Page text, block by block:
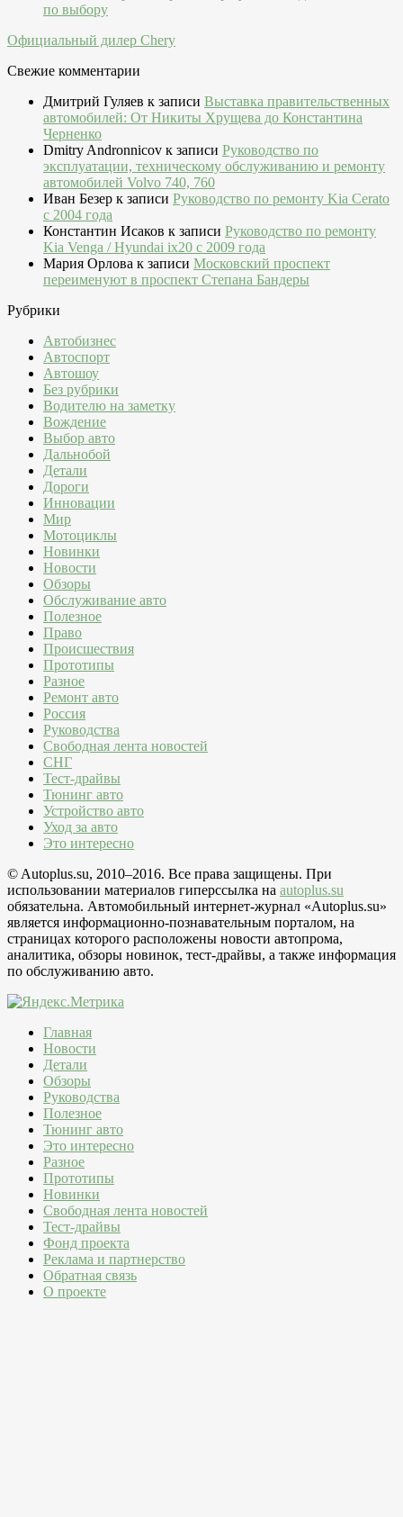
по выбору
Официальный дилер Chery
Свежие комментарии
Дмитрий Гуляев к записи Выставка правительственных
автомобилей: От Никиты Хрущева до Константина
Черненко
Dmitry Andronnicov к записи Руководство по
эксплуатации, техническому обслуживанию и ремонту
автомобилей Volvo 740, 760
Иван Безер к записи Руководство по ремонту Kia Cerato
c 2004 года
Константин Исаков к записи Руководство по ремонту
Kia Venga / Hyundai ix20 c 2009 года
Мария Орлова к записи Московский проспект
переименуют в проспект Степана Бандеры
Рубрики
Автобизнес
Автоспорт
Автошоу
Без рубрики
Водителю на заметку
Вождение
Выбор авто
Дальнобой
Детали
Дороги
Инновации
Мир
Мотоциклы
Новинки
Новости
Обзоры
Обслуживание авто
Полезное
Право
Происшествия
Прототипы
Разное
Ремонт авто
Россия
Руководства
Свободная лента новостей
СНГ
Тест-драйвы
Тюнинг авто
Устройство авто
Уход за авто
Это интересно
© Autoplus.su, 2010–2016. Все права защищены. При
использовании материалов гиперссылка на autoplus.su
обязательна. Автомобильный интернет-журнал «Autoplus.su»
является информационно-познавательным порталом, на
страницах которого расположены новости автопрома,
аналитика, обзоры новинок, тест-драйвы, а также информация
по обслуживанию авто.
Главная
Новости
Детали
Обзоры
Руководства
Полезное
Тюнинг авто
Это интересно
Разное
Прототипы
Новинки
Свободная лента новостей
Тест-драйвы
Фонд проекта
Реклама и партнерство
Обратная связь
О проекте